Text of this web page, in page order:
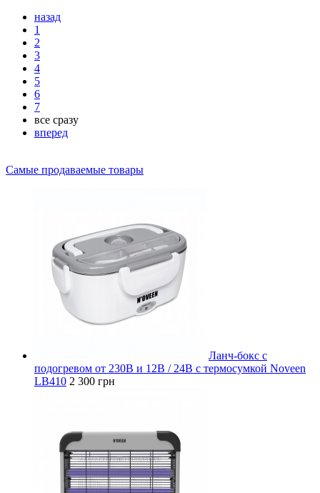
назад
1
2
3
4
5
6
7
все сразу
вперед
Самые продаваемые товары
Ланч-бокс с
подогревом от 230В и 12В / 24В с термосумкой Noveen
LB410 2 300 грн